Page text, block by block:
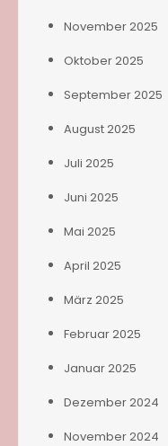
November 2025
Oktober 2025
September 2025
August 2025
Juli 2025
Juni 2025
Mai 2025
April 2025
März 2025
Februar 2025
Januar 2025
Dezember 2024
November 2024